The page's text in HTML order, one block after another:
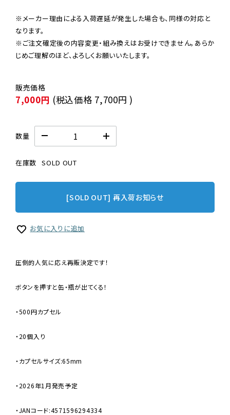
※メーカー理由による入荷遅延が発生した場合も、同様の対応と
なります。
※ご注文確定後の内容変更・組み換えはお受けできません。あらか
じめご理解のほど、よろしくお願いいたします。
7,000円 (税込価格 7,700円 )
数量
在庫数 SOLD OUT
[SOLD OUT] 再入荷お知らせ
お気に入りに追加
圧倒的人気に応え再販決定です！
ボタンを押すと缶・瓶が出てくる！
・500円カプセル
・20個入り
・カプセルサイズ:65mm
・2026年1月発売予定
・JANコード:4571596294334